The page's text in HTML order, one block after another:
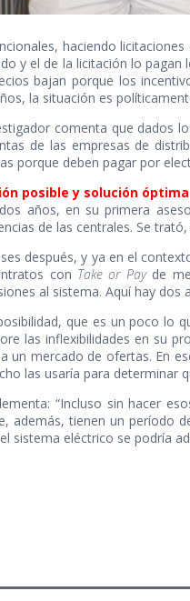
haciendo
y el de la licitación lo pagan
bajan porque los
la situación es
comenta que dados
de las empresas de
porque deben pagar por
posible y solución óptima
años, en su primera
de las centrales. Se
después, y ya en el
con Take or Payde
al sistema. Aquí hay dos
que es un poco lo
las inflexibilidades en su
un mercado de ofertas. En
las usaría para determinar
“Incluso sin hacer
además, tienen un período
sistema eléctrico se podría